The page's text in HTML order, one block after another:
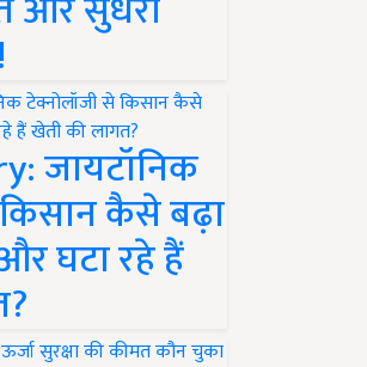
जायटॉनिक
कैसे बढ़ा
घटा रहे हैं